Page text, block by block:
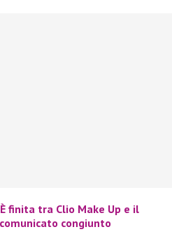
finita tra Clio Make Up e il
congiunto